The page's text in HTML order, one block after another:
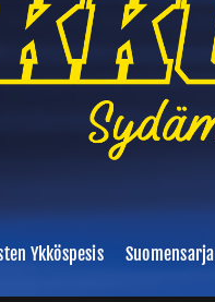
Ykköspesis Suomensarja